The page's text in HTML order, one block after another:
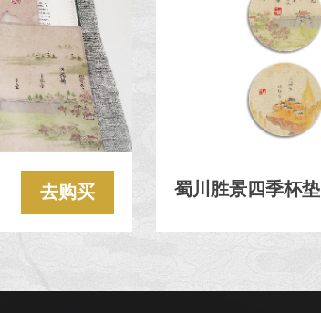
去购买 蜀川胜景四季杯垫